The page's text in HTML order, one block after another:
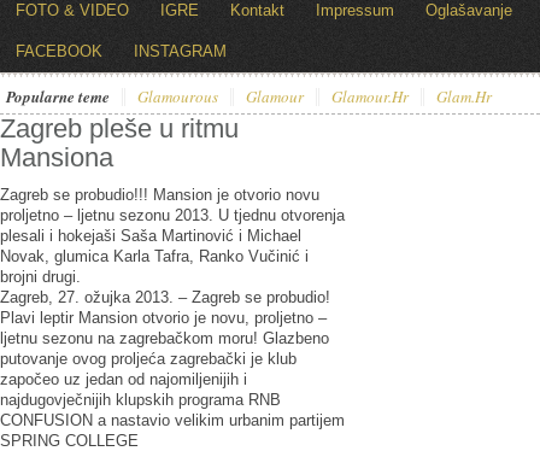
FOTO & VIDEO IGRE Kontakt Impressum Oglašavanje
FACEBOOK INSTAGRAM
Popularne teme Glamourous Glamour Glamour.hr Glam.hr
Zagreb pleše u ritmu
Mansiona
Zagreb se probudio!!! Mansion je otvorio novu
proljetno – ljetnu sezonu 2013. U tjednu otvorenja
plesali i hokejaši Saša Martinović i Michael
Novak, glumica Karla Tafra, Ranko Vučinić i
brojni drugi.
Zagreb, 27. ožujka 2013. – Zagreb se probudio!
Plavi leptir Mansion otvorio je novu, proljetno –
ljetnu sezonu na zagrebačkom moru! Glazbeno
putovanje ovog proljeća zagrebački je klub
započeo uz jedan od najomiljenijih i
najdugovječnijih klupskih programa RNB
CONFUSION a nastavio velikim urbanim partijem
SPRING COLLEGE